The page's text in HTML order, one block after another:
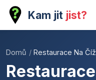
Kam jit jist?
Domů / Restaurace Na